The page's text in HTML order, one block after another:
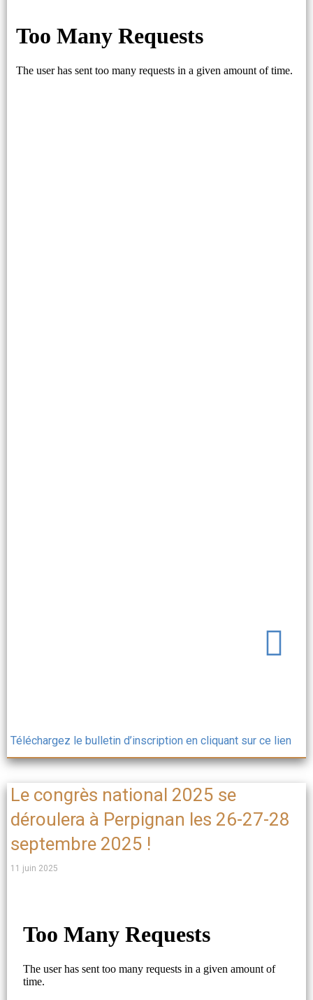
Téléchargez le bulletin d’inscription en cliquant sur ce lien
Le congrès national 2025 se
déroulera à Perpignan les 26-27-28
septembre 2025 !
11 juin 2025